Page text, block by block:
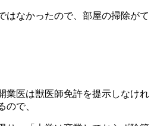
はなかったので、部屋の掃除がて
業医は獣医師免許を提示しなけれ
ので、